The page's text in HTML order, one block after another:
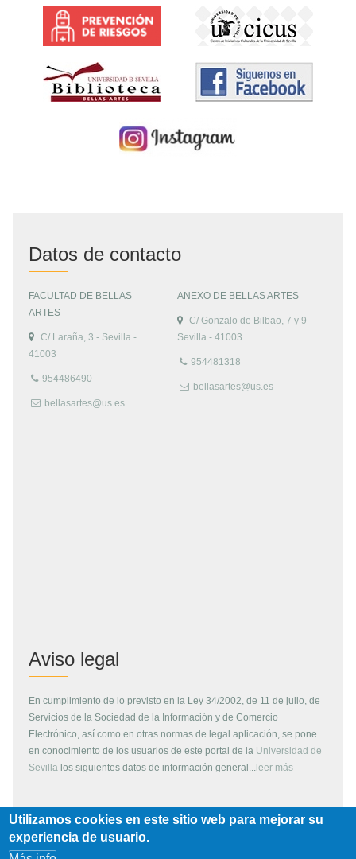
Datos de contacto
FACULTAD DE BELLAS
ARTES
C/ Laraña, 3 - Sevilla -
41003
954486490
bellasartes@us.es
ANEXO DE BELLAS ARTES
C/ Gonzalo de Bilbao, 7 y 9 -
Sevilla - 41003
954481318
bellasartes@us.es
Aviso legal
En cumplimiento de lo previsto en la Ley 34/2002, de 11 de julio, de
Servicios de la Sociedad de la Información y de Comercio
Electrónico, así como en otras normas de legal aplicación, se pone
en conocimiento de los usuarios de este portal de la Universidad de
Sevilla los siguientes datos de información general... leer más
Copyright
Utilizamos cookies en este sitio web para mejorar su
experiencia de usuario.